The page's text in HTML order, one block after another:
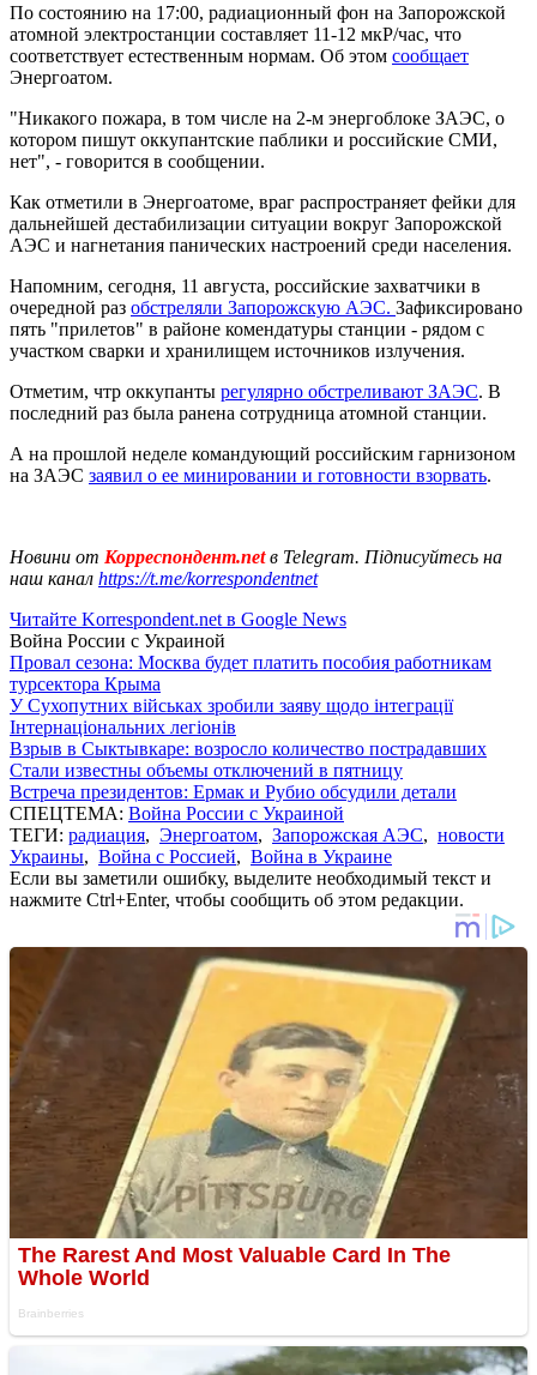
По состоянию на 17:00, радиационный фон на Запорожской
атомной электростанции составляет 11-12 мкР/час, что
соответствует естественным нормам. Об этом сообщает
Энергоатом.
"Никакого пожара, в том числе на 2-м энергоблоке ЗАЭС, о
котором пишут оккупантские паблики и российские СМИ,
нет", - говорится в сообщении.
Как отметили в Энергоатоме, враг распространяет фейки для
дальнейшей дестабилизации ситуации вокруг Запорожской
АЭС и нагнетания панических настроений среди населения.
Напомним, сегодня, 11 августа, российские захватчики в
очередной раз обстреляли Запорожскую АЭС. Зафиксировано
пять "прилетов" в районе комендатуры станции - рядом с
участком сварки и хранилищем источников излучения.
Отметим, чтр оккупанты регулярно обстреливают ЗАЭС. В
последний раз была ранена сотрудница атомной станции.
А на прошлой неделе командующий российским гарнизоном
на ЗАЭС заявил о ее минировании и готовности взорвать.
Новини от Корреспондент.netв Telegram. Підписуйтесь на
наш канал https://t.me/korrespondentnet
Читайте Korrespondent.net в Google News
Война России с Украиной
Провал сезона: Москва будет платить пособия работникам
турсектора Крыма
У Сухопутних військах зробили заяву щодо інтеграції
Інтернаціональних легіонів
Взрыв в Сыктывкаре: возросло количество пострадавших
Стали известны объемы отключений в пятницу
Встреча президентов: Ермак и Рубио обсудили детали
СПЕЦТЕМА: Война России с Украиной
ТЕГИ: радиация, Энергоатом, Запорожская АЭС, новости
Украины, Война с Россией, Война в Украине
Если вы заметили ошибку, выделите необходимый текст и
нажмите Ctrl+Enter, чтобы сообщить об этом редакции.